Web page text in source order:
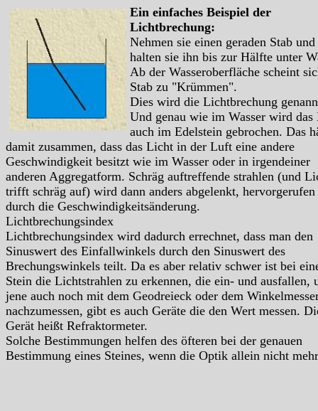
Ein einfaches Beispiel der
Lichtbrechung:
Nehmen sie einen geraden Stab und
halten sie ihn bis zur Hälfte unter
Ab der Wasseroberfläche scheint
Stab zu "Krümmen".
Dies wird die Lichtbrechung
Und genau wie im Wasser wird
auch im Edelstein gebrochen. Das
damit zusammen, dass das Licht in der Luft eine andere
Geschwindigkeit besitzt wie im Wasser oder in irgendeiner
anderen Aggregatform. Schräg auftreffende strahlen (und
trifft schräg auf) wird dann anders abgelenkt, hervorgerufen
durch die Geschwindigkeitsänderung.
Lichtbrechungsindex
Lichtbrechungsindex wird dadurch errechnet, dass man den
Sinuswert des Einfallwinkels durch den Sinuswert des
Brechungswinkels teilt. Da es aber relativ schwer ist bei
Stein die Lichtstrahlen zu erkennen, die ein- und ausfallen,
jene auch noch mit dem Geodreieck oder dem
nachzumessen, gibt es auch Geräte die den Wert messen.
Gerät heißt Refraktormeter.
Solche Bestimmungen helfen des öfteren bei der genauen
Bestimmung eines Steines, wenn die Optik allein nicht